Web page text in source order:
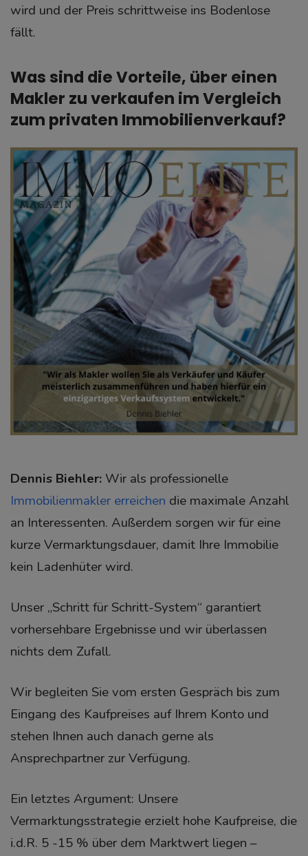
wird und der Preis schrittweise ins Bodenlose
fällt.
Was sind die Vorteile, über einen
Makler zu verkaufen im Vergleich
zum privaten Immobilienverkauf?
Dennis Biehler: Wir als professionelle
Immobilienmakler erreichen die maximale Anzahl
an Interessenten. Außerdem sorgen wir für eine
kurze Vermarktungsdauer, damit Ihre Immobilie
kein Ladenhüter wird.
Unser „Schritt für Schritt-System“ garantiert
vorhersehbare Ergebnisse und wir überlassen
nichts dem Zufall.
Wir begleiten Sie vom ersten Gespräch bis zum
Eingang des Kaufpreises auf Ihrem Konto und
stehen Ihnen auch danach gerne als
Ansprechpartner zur Verfügung.
Ein letztes Argument: Unsere
Vermarktungsstrategie erzielt hohe Kaufpreise, die
i.d.R. 5 -15 % über dem Marktwert liegen –